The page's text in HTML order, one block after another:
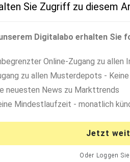
Sie Zugriff zu diesem
Digitalabo erhalten Sie
Online-Zugang zu allen
zu allen Musterdepots -
neuesten News zu Markttrends
Mindestlaufzeit - monatlich
Jetzt
Oder Loggen